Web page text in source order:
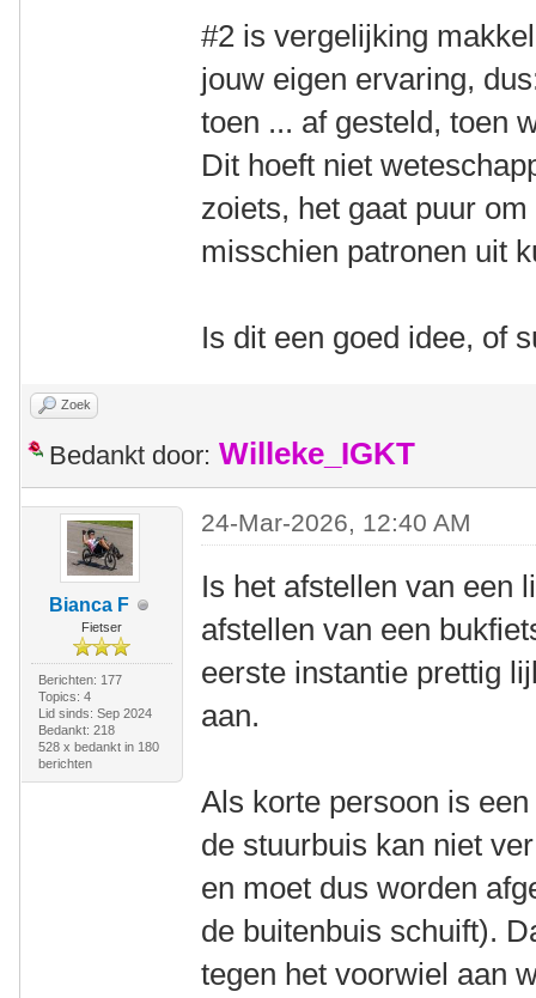
#2 is vergelijking
jouw eigen ervaring,
toen ... af gesteld, toen
Dit hoeft niet
zoiets, het gaat puur
misschien patronen uit
Is dit een goed idee, of
Zoek
Bedankt door: Willeke_IGKT
Bianca F
Fietser
Berichten: 177
Topics: 4
Lid sinds: Sep 2024
Bedankt: 218
528 x bedankt in 180
berichten
24-Mar-2026, 12:40 AM
Is het afstellen van een
afstellen van een
eerste instantie prettig
aan.
Als korte persoon is
de stuurbuis kan niet
en moet dus worden
de buitenbuis schuift).
tegen het voorwiel aan